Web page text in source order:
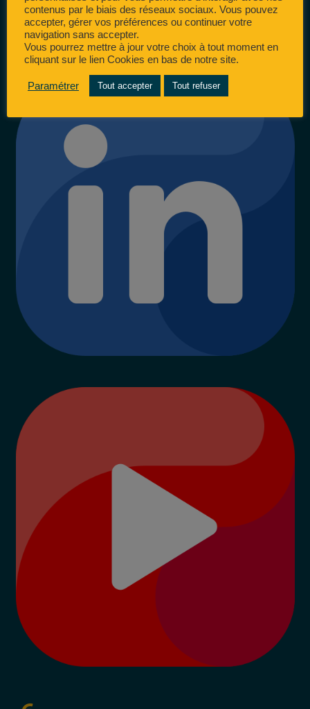
contenus par le biais des réseaux sociaux. Vous pouvez
accepter, gérer vos préférences ou continuer votre
navigation sans accepter.
Vous pourrez mettre à jour votre choix à tout moment en
cliquant sur le lien Cookies en bas de notre site.
Paramétrer Tout accepter Tout refuser